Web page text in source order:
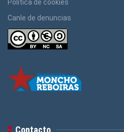
Política de cookies
Canle de denuncias